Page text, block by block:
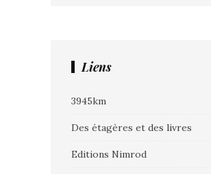
Liens
3945km
Des étagères et des livres
Editions Nimrod